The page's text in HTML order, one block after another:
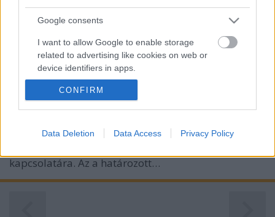
Google consents
I want to allow Google to enable storage
related to advertising like cookies on web or
device identifiers in apps.
I want to allow my user data to be sent to
I want to allow Google to send me
I want to allow Google to enable storage
related to analytics like cookies on web or
CONFIRM
Data Deletion Data Access Privacy Policy
A lázadás határai. Modernista-e a
klasszikus film noir?
Alec Cawthorne•2015. augusztus 30.
Most már elárulhatom Önöknek, hogy
tanulmánysorozatom fő célja a modern
magándetektív-noir műfajváltozatának
hogy még egy kérdésre kitérjek: a film noir (valamint
kapcsolatára. Az a határozott…